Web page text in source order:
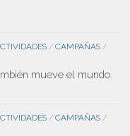
/ CAMPAÑAS /
mueve el mundo.
/ CAMPAÑAS /